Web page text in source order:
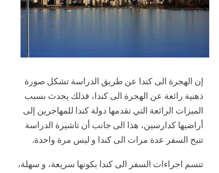
إن الهجرة الى كندا عن طريق الدراسة تشكل صورة
ذهنية رائعة عن الهجرة الى كندا، فذلك يحدث بسبب
الميزات الرائعة التي تقدمها دولة كندا للمهاجرين إلى
أراضيها كدارسين، هذا الى جانب أن تاشيرة الدراسة
تتيح السفر عدة مرات الى كندا و ليس مرة واحدة.
تتسم اجراءات السفر الى كندا بكونها سريعة، و سهلة،